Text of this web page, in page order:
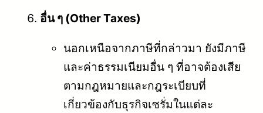
อื่น ๆ (Other Taxes)
นอกเหนือจากภาษีที่กล่าวมา ยังมีภาษี
และค่าธรรมเนียมอื่น ๆ ที่อาจต้องเสีย
ตามกฎหมายและกฎระเบียบที่
เกี่ยวข้องกับธุรกิจเซรั่มในแต่ละ